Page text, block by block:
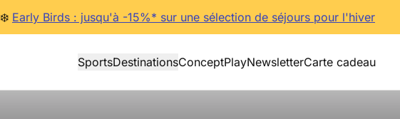
❄️ Early Birds : jusqu'à -15%* sur une sélection de séjours pour l'hiver
SportsDestinationsConceptPlayNewsletterCarte cadeau